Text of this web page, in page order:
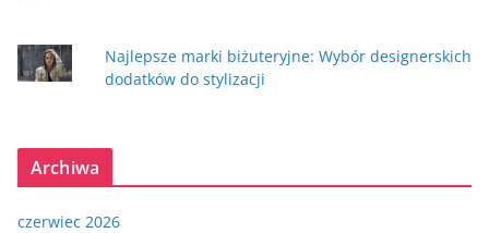
Najlepsze marki biżuteryjne: Wybór designerskich
dodatków do stylizacji
Archiwa
czerwiec 2026